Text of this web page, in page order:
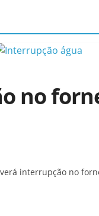
no
interrupção no